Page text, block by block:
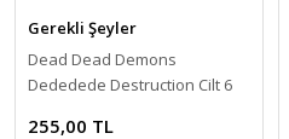
Gerekli Şeyler
Dead Dead Demons
Dededede Destruction Cilt 6
255,00 TL